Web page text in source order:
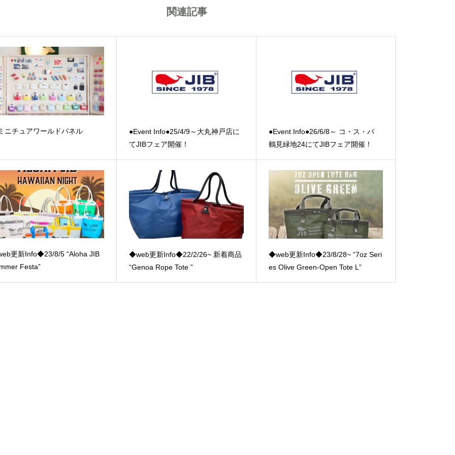
関連記事
ニチュアワールドパネル
●Event Info●25/4/9～大丸神戸店に
てJIBフェア開催！
●Event Info●26/6/8～ コ・ス・パ
鶴見緑地24にてJIBフェア開催！
更新Info◆23/8/5 “Aloha JIB
Festa”
◆web更新Info◆22/2/26~ 新着商品
“Genoa Rope Tote ”
◆web更新Info◆23/8/28~ “7oz Seri
es Olive Green-Open Tote L”